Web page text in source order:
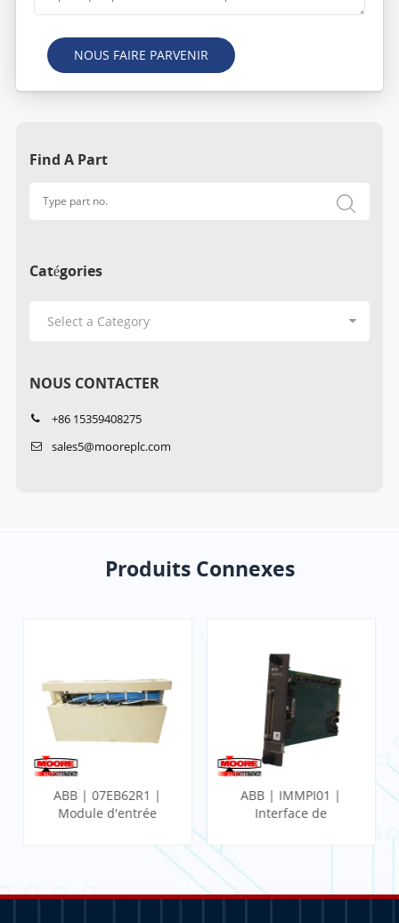
NOUS FAIRE PARVENIR
Find A Part
Catégories
NOUS CONTACTER
+86 15359408275
sales5@mooreplc.com
Produits Connexes
ABB | 07EB62R1 |
Module d'entrée
ABB | IMMPI01 |
Interface de
multifonction